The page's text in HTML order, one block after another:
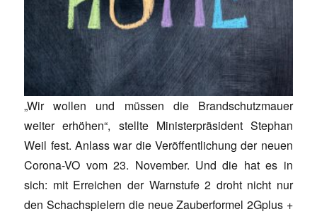
„Wir wollen und müssen die Brandschutzmauer
weiter erhöhen“, stellte Ministerpräsident Stephan
Weil fest. Anlass war die Veröffentlichung der neuen
Corona-VO vom 23. November. Und die hat es in
sich: mit Erreichen der Warnstufe 2 droht nicht nur
den Schachspielern die neue Zauberformel 2Gplus +